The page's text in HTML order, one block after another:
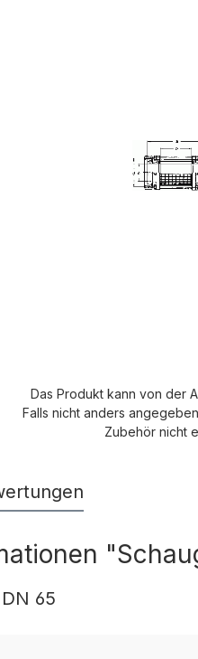
Das Produkt kann von der
Falls nicht anders
Zubehör nicht
65